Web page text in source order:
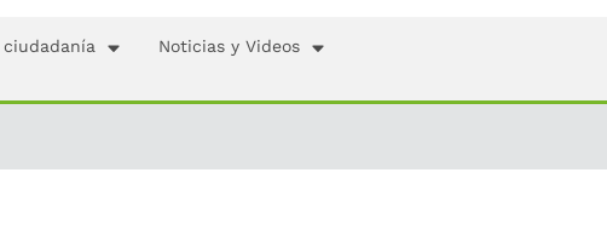
Noticias y Videos